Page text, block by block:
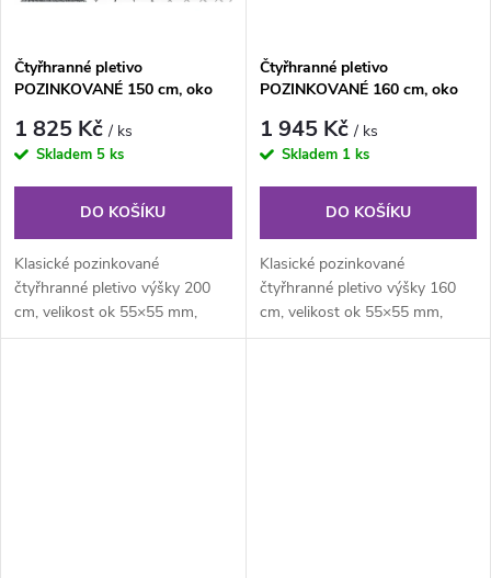
Čtyřhranné pletivo
POZINKOVANÉ 150 cm, oko
1 825 Kč/ ks
Skladem 5 ks
DO KOŠÍKU
Klasické pozinkované
čtyřhranné pletivo výšky 200
cm, velikost ok 55×55 mm,
průměr drátu 2,00 mm,
Čtyřhranné pletivo
POZINKOVANÉ 160 cm, oko
1 945 Kč/ ks
Skladem 1 ks
DO KOŠÍKU
Klasické pozinkované
čtyřhranné pletivo výšky 160
cm, velikost ok 55×55 mm,
průměr drátu 2,00 mm,